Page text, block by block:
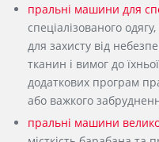
пральні машини для
спеціалізованого
для захисту від
тканин і вимог до
додаткових програм
або важкого
пральні машини